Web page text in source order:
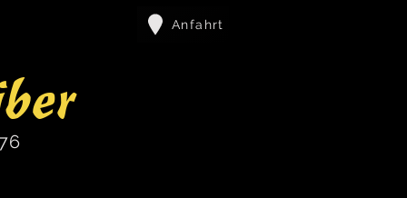
Anfahrt